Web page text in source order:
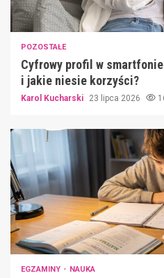
POZOSTAŁE
Cyfrowy profil w
i jakie niesie korzyści?
Karol Kucharski 23 lipca 2026
EGZAMINY NAUKA